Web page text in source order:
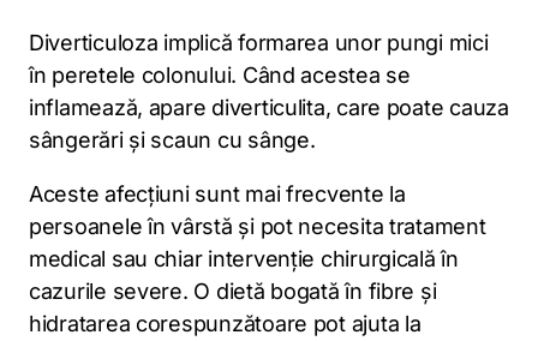
Diverticuloza implică formarea unor pungi mici
în peretele colonului. Când acestea se
inflamează, apare diverticulita, care poate cauza
sângerări și scaun cu sânge.
Aceste afecțiuni sunt mai frecvente la
persoanele în vârstă și pot necesita tratament
medical sau chiar intervenție chirurgicală în
cazurile severe. O dietă bogată în fibre și
hidratarea corespunzătoare pot ajuta la